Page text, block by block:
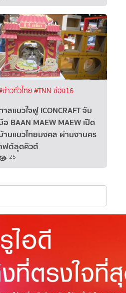
ข่าวทั่วไทย#TNN ช่อง16
าสแมวใจฟู ICONCRAFT จับ
อ BAAN MAEW MAEW เปิด
านแมวไทยมงคล ผ่านงานคร
ฟต์สุดคิวต์
25